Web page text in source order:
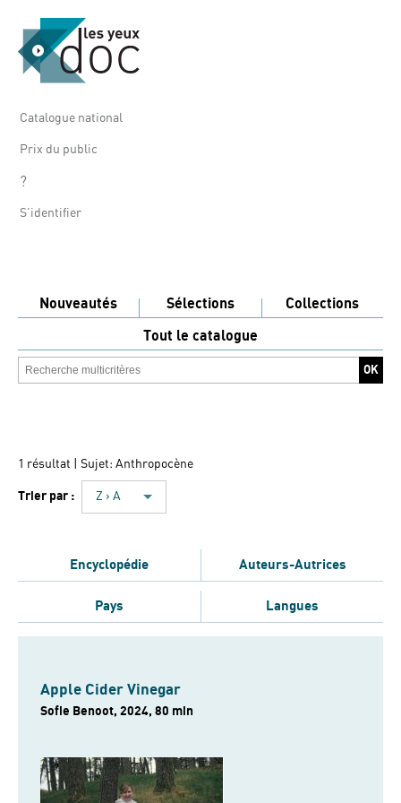
Catalogue national
Prix du public
?
S'identifier
Nouveautés Sélections
Collections
Tout le catalogue
1 résultat | Sujet: Anthropocène
Trier par : Z › A
Encyclopédie Auteurs-Autrices
Pays Langues
Apple Cider Vinegar
Sofie Benoot, 2024, 80 min